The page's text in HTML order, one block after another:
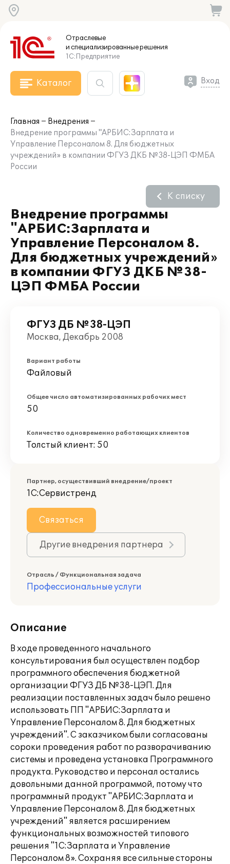
Отраслевые
и специализированныерешения
1С:Предприятие
Каталог Вход
Главная
Внедрения
Внедрение программы "АРБИС:Зарплата и
Управление Персоналом 8. Для бюджетных
учреждений» в компании ФГУЗ ДКБ №38-ЦЭП ФМБА
России
Внедрение программы
"АРБИС:Зарплата и
Управление Персоналом 8.
Для бюджетных учреждений»
в компании ФГУЗ ДКБ №38-
ЦЭП ФМБА России
К списку
ФГУЗ ДБ №38-ЦЭП
Москва, Декабрь 2008
Вариант работы
Файловый
Общее число автоматизированных рабочих мест
50
Количество одновременно работающих клиентов
Толстый клиент: 50
Партнер, осуществивший внедрение/проект
1С:Сервистренд
Связаться
Другие внедрения партнера
Отрасль / Функциональная задача
Профессиональные услуги
Описание
В ходе проведенного начального
консультирования был осуществлен подбор
программного обеспечения бюджетной
организации ФГУЗ ДБ №38-ЦЭП. Для
реализации поставленных задач было решено
использовать ПП "АРБИС:Зарплата и
Управление Персоналом 8. Для бюджетных
учреждений". С заказчиком были согласованы
сороки проведения работ по разворачиванию
системы и проведена установка Программного
продукта. Руководство и персонал остались
довольными данной программой, потому что
программный продукт "АРБИС:Зарплата и
Управление Персоналом 8. Для бюджетных
учреждений" является расширением
функциональных возможностей типового
решения "1С:Зарплата и Управление
Персоналом 8». Сохраняя все сильные стороны